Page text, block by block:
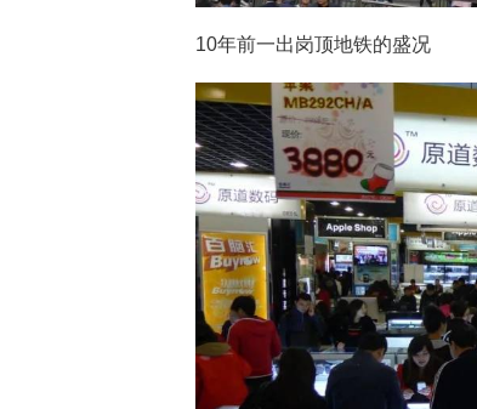
10年前一出岗顶地铁的盛况